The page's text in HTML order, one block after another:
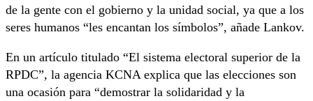
de la gente con el gobierno y la unidad social, ya que a los
seres humanos “les encantan los símbolos”, añade Lankov.
En un artículo titulado “El sistema electoral superior de la
RPDC”, la agencia KCNA explica que las elecciones son
una ocasión para “demostrar la solidaridad y la